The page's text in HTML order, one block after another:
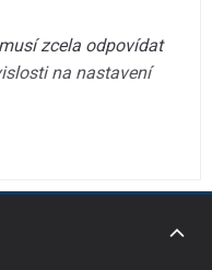
zcela odpovídat
na nastavení